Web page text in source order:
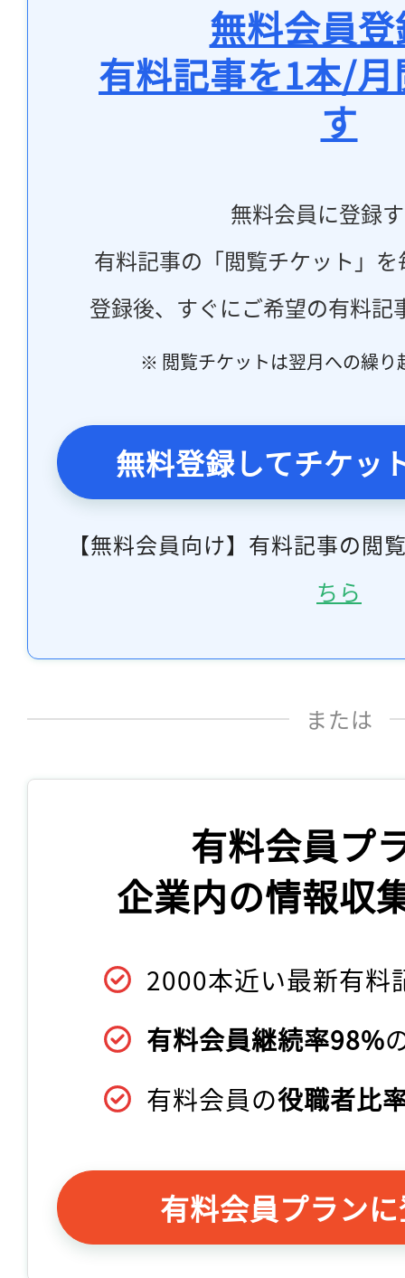
無料会員
有料記事を1本/
す
無料会員に登録
有料記事の「閲覧チケット」
登録後、すぐにご希望の有料記
※ 閲覧チケットは翌月への繰り
無料登録してチケッ
【無料会員向け】有料記事の閲
ちら
または
有料会員プ
企業内の情報収
2000本近い最新有料
有料会員継続率98%
有料会員の役職者比
有料会員プラン